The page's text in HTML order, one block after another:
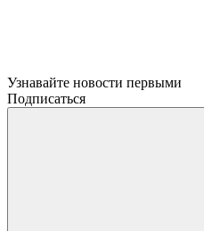
Узнавайте новости первыми
Подписаться